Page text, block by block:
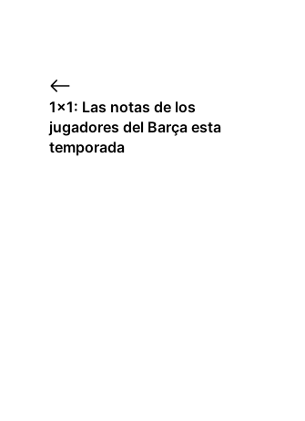
1×1: Las notas de los
jugadores del Barça esta
temporada